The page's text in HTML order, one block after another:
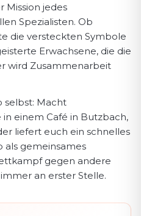
Mission jedes
Spezialisten. Ob
die versteckten Symbole
Erwachsene, die die
wird Zusammenarbeit
selbst: Macht
einem Café in Butzbach,
liefert euch ein schnelles
als gemeinsames
gegen andere
an erster Stelle.